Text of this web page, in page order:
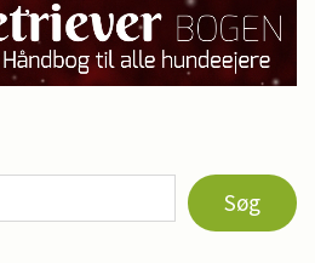
Søg